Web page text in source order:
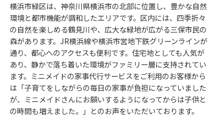
横浜市緑区は、神奈川県横浜市の北部に位置し、豊かな自然
環境と都市機能が調和したエリアです。区内には、四季折々
の自然を楽しめる鶴見川や、広大な緑地が広がる三保市民の
森があります。JR横浜線や横浜市営地下鉄グリーンラインが
通り、都心へのアクセスも便利です。住宅地としても人気が
あり、静かで落ち着いた環境がファミリー層に支持されてい
ます。ミニメイドの家事代行サービスをご利用のお客様から
は「子育てをしながらの毎日の家事が負担になっていました
が、ミニメイドさんにお願いするようになってからは子供と
の時間も増えました。」とのお声をいただいております。